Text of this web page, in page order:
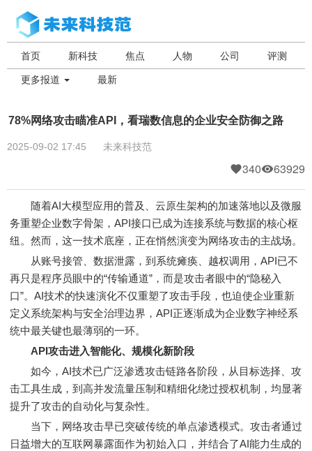
首页 新科技 焦点 人物 公司 评测
更多报道 最新
78%网络攻击瞄准API，看瑞数信息的企业安全防御之路
2025-09-02 17:45 未来科技范
340 63929
随着AI大模型应用的普及、云原生架构的加速落地以及微服
务重塑企业数字骨架，API接口已成为连接系统与数据的核心枢
纽。然而，这一技术底座，正在悄然演变为网络攻击的主战场。
从账号接管、数据泄露，到系统瘫痪、越权调用，API已不
再只是程序员眼中的“传输通道”，而是攻击者眼中的“隐秘入
口”。AI技术的快速演化不仅重塑了攻击手段，也迫使企业重新
定义系统架构与安全治理边界，API正逐渐成为企业数字神经系
统中最关键也最薄弱的一环。
API攻击进入智能化、规模化新阶段
如今，AI技术已广泛渗透攻击链路各阶段，从目标选择、攻
击工具生成，到高并发流量压制和精细化绕过授权机制，均显著
提升了攻击的自动化与复杂性。
当下，网络攻击早已突破传统的单点渗透模式。攻击者通过
日益增大的互联网暴露面作为初始入口，并结合了AI能力生成的